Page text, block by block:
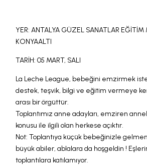
YER: ANTALYA GÜZEL SANATLAR EĞİTİM
KONYAALTI
TARİH: 05 MART, SALI
La Leche League, bebeğini emzirmek
destek, teşvik, bilgi ve eğitim vermeye
arası bir örgüttür.
Toplantımız anne adayları, emziren
konusu ile ilgili olan herkese açıktır.
Not: Toplantıya küçük bebeğinizle
büyük abiler, ablalara da hoşgeldin !
toplantılara katılamıyor.